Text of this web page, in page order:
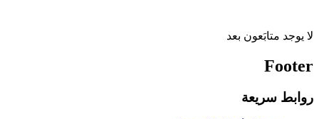
لا يوجد متابَعون بعد
Footer
روابط سريعة